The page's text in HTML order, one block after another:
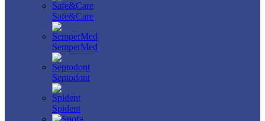
Safe&Care
SemperMed
Septodont
Spident